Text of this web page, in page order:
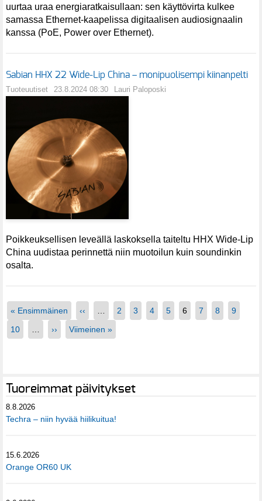
uurtaa uraa energiaratkaisullaan: sen käyttövirta kulkee
samassa Ethernet-kaapelissa digitaalisen audiosignaalin
kanssa (PoE, Power over Ethernet).
Sabian HHX 22 Wide-Lip China – monipuolisempi kiinanpelti
Tuoteuutiset 23.8.2024 08:30 Lauri Paloposki
Poikkeuksellisen leveällä laskoksella taiteltu HHX Wide-Lip
China uudistaa perinnettä niin muotoilun kuin soundinkin
osalta.
« Ensimmäinen ‹‹ 2 3 4 5 6 7 8
9
10
›› Viimeinen »
Tuoreimmat päivitykset
8.8.2026
Techra – niin hyvää hiilikuitua!
15.6.2026
Orange OR60 UK